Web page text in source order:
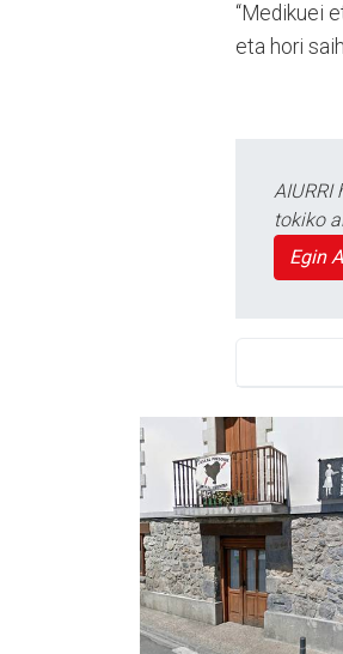
“Medikuei
eta hori
AIURRI
tokiko
Egin